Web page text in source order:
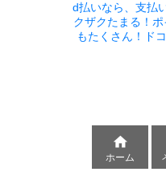
d払いなら、支払
クザクたまる！
もたくさん！ド

ホーム